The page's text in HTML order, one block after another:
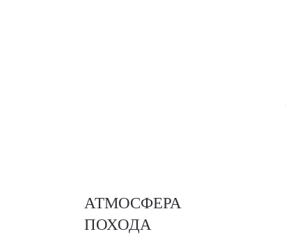
АТМОСФЕРА
ПОХОДА